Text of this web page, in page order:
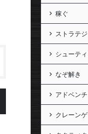
稼ぐ
ストラテ
シューテ
なぞ解き
アドベン
クレーン